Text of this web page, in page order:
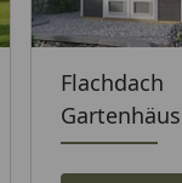
Flachdach